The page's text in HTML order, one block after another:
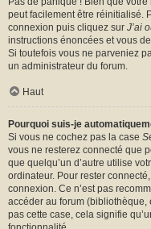
peut facilement être réinitialisé.
connexion puis cliquez sur J’ai
instructions énoncées et vous
Si toutefois vous ne parveniez
un administrateur du forum.
Haut
Pourquoi suis-je
Si vous ne cochez pas la case
vous ne resterez connecté que
que quelqu’un d’autre utilise
ordinateur. Pour rester
connexion. Ce n’est pas
accéder au forum (bibliothèque,
pas cette case, cela signifie